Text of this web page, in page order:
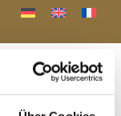
a Menü